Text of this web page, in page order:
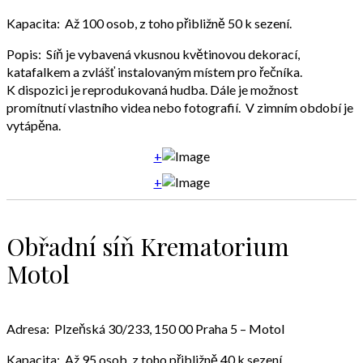
Kapacita: Až 100 osob, z toho přibližně 50 k sezení.
Popis: Síň je vybavená vkusnou květinovou dekorací,
katafalkem a zvlášť instalovaným místem pro řečníka.
K dispozici je reprodukovaná hudba. Dále je možnost
promítnutí vlastního videa nebo fotografií. V zimním období je
vytápěna.
+
+
Obřadní síň Krematorium
Motol
Adresa: Plzeňská 30/233, 150 00 Praha 5 – Motol
Kapacita: Až 95 osob, z toho přibližně 40 k sezení.